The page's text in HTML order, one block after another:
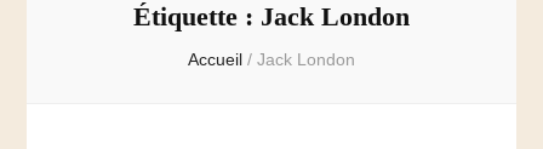
Étiquette : Jack London
Accueil / Jack London